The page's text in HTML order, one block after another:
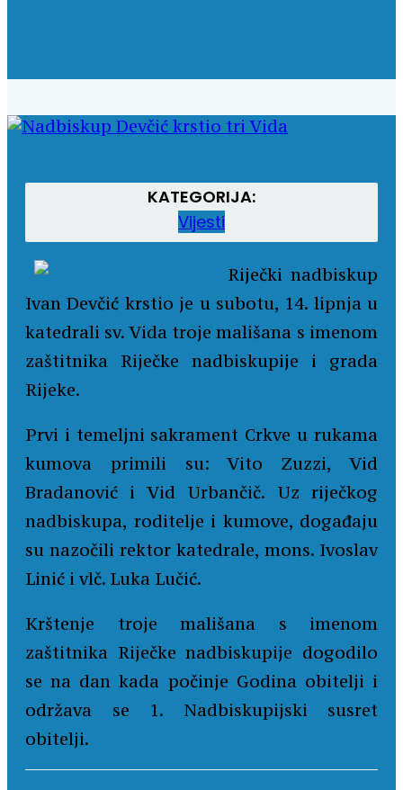
KATEGORIJA:
Vijesti
Riječki nadbiskup
Ivan Devčić krstio je u subotu, 14. lipnja u
katedrali sv. Vida troje mališana s imenom
zaštitnika Riječke nadbiskupije i grada
Rijeke.
Prvi i temeljni sakrament Crkve u rukama
kumova primili su: Vito Zuzzi, Vid
Bradanović i Vid Urbančič. Uz riječkog
nadbiskupa, roditelje i kumove, događaju
su nazočili rektor katedrale, mons. Ivoslav
Linić i vlč. Luka Lučić.
Krštenje troje mališana s imenom
zaštitnika Riječke nadbiskupije dogodilo
se na dan kada počinje Godina obitelji i
održava se 1. Nadbiskupijski susret
obitelji.